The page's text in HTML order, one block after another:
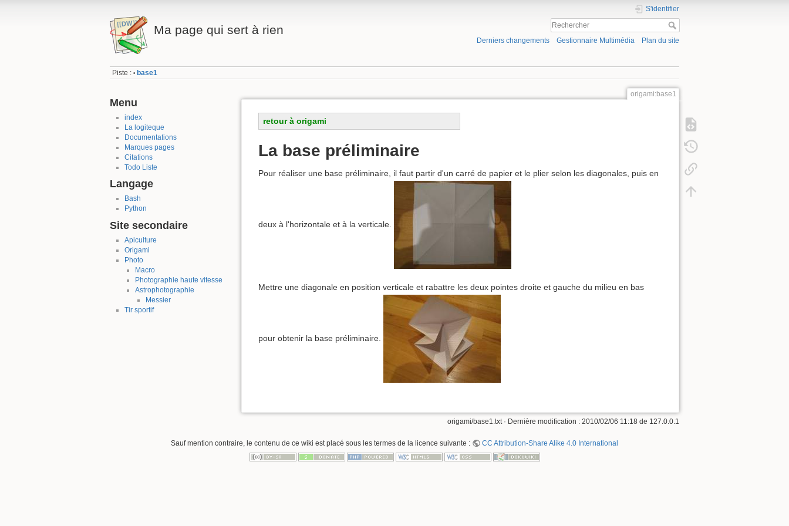
Ma page qui sert à rien
S'identifier
Derniers changements Gestionnaire Multimédia Plan du site
Piste : • base1
Menu
index
La logiteque
Documentations
Marques pages
Citations
Todo Liste
Langage
Bash
Python
Site secondaire
Apiculture
Origami
Photo
Macro
Photographie haute vitesse
Astrophotographie
Messier
Tir sportif
origami:base1
retour à origami
La base préliminaire
Pour réaliser une base préliminaire, il faut partir d'un carré de papier et le plier selon les diagonales, puis en
deux à l'horizontale et à la verticale.
Mettre une diagonale en position verticale et rabattre les deux pointes droite et gauche du milieu en bas
pour obtenir la base préliminaire.
origami/base1.txt· Dernière modification : 2010/02/06 11:18 de 127.0.0.1
Sauf mention contraire, le contenu de ce wiki est placé sous les termes de la licence suivante : CC Attribution-Share Alike 4.0 International